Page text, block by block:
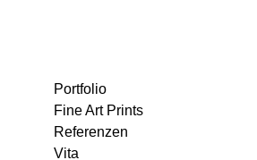
Portfolio
Fine Art Prints
Referenzen
Vita